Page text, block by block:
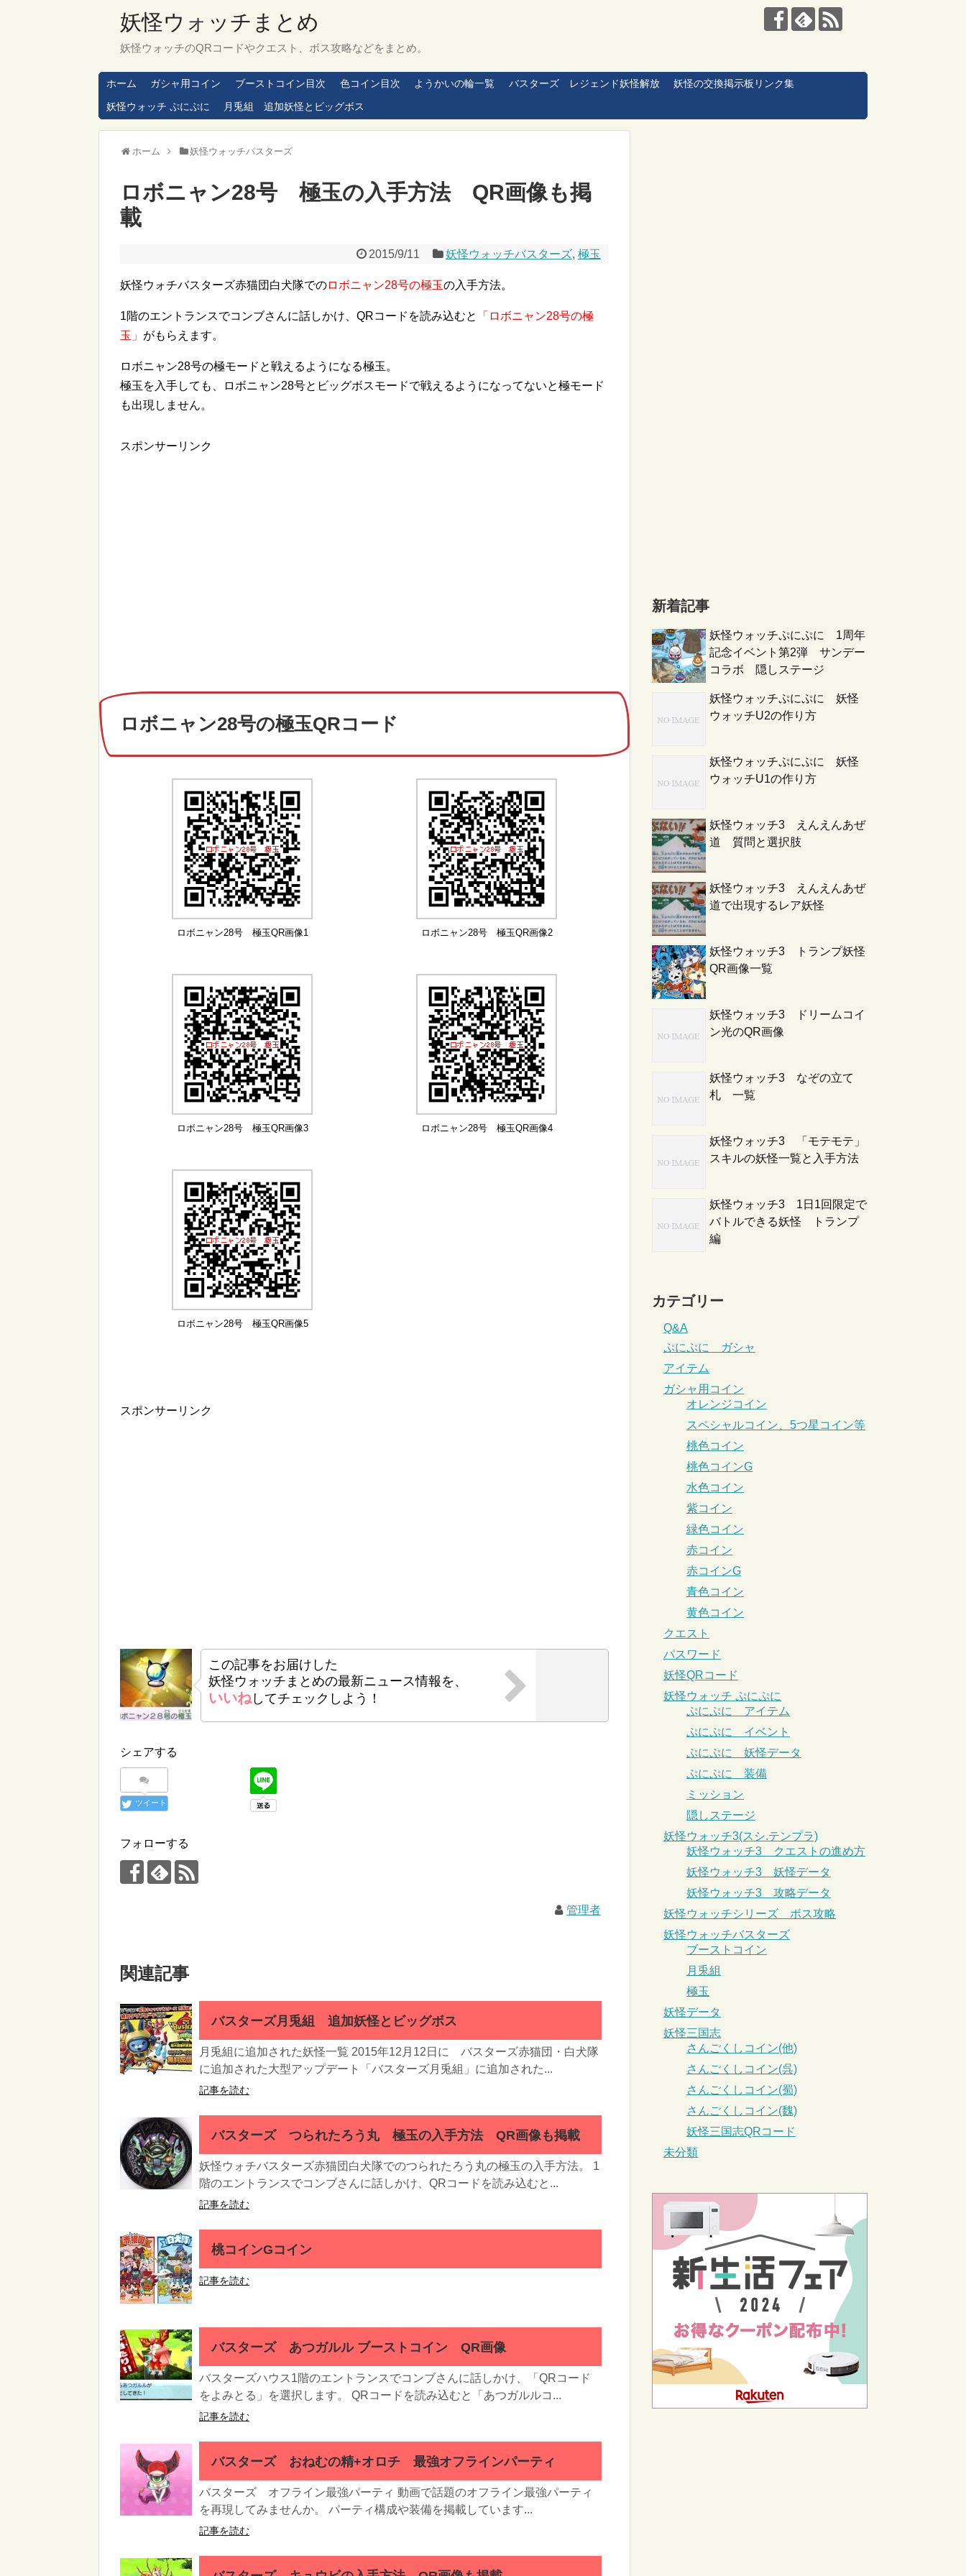
妖怪ウォッチまとめ
妖怪ウォッチのQRコードやクエスト、ボス攻略などをまとめ。
ホーム ガシャ用コイン ブーストコイン目次 色コイン目次 ようかいの輪一覧 バスターズ レジェンド妖怪解放
妖怪の交換掲示板リンク集
妖怪ウォッチ ぷにぷに
月兎組 追加妖怪とビッグボス
ホーム 妖怪ウォッチバスターズ
ロボニャン28号 極玉の入手方法 QR画像も掲
載
2015/9/11 妖怪ウォッチバスターズ, 極玉
妖怪ウォチバスターズ赤猫団白犬隊でのロボニャン28号の極玉の入手方法。
1階のエントランスでコンブさんに話しかけ、QRコードを読み込むと
「ロボニャン28号の極
玉」 がもらえます。
ロボニャン28号の極モードと戦えるようになる極玉。
極玉を入手しても、ロボニャン28号とビッグボスモードで戦えるようになってないと極モード
も出現しません。
スポンサーリンク
ロボニャン28号の極玉QRコード
ロボニャン28号 極玉QR画像1 ロボニャン28号 極玉QR画像2
ロボニャン28号 極玉QR画像3 ロボニャン28号 極玉QR画像4
ロボニャン28号 極玉QR画像5
スポンサーリンク
この記事をお届けした
妖怪ウォッチまとめの最新ニュース情報を、
いいねしてチェックしよう！
シェアする
ツイート
フォローする
管理者
関連記事
バスターズ月兎組 追加妖怪とビッグボス
月兎組に追加された妖怪一覧 2015年12月12日に バスターズ赤猫団・白犬隊
に追加された大型アップデート「バスターズ月兎組」に追加された...
記事を読む
バスターズ つられたろう丸 極玉の入手方法 QR画像も掲載
妖怪ウォチバスターズ赤猫団白犬隊でのつられたろう丸の極玉の入手方法。 1
階のエントランスでコンブさんに話しかけ、QRコードを読み込むと...
記事を読む
桃コインGコイン
記事を読む
バスターズ あつガルル ブーストコイン QR画像
バスターズハウス1階のエントランスでコンブさんに話しかけ、「QRコード
をよみとる」を選択します。 QRコードを読み込むと「あつガルルコ...
記事を読む
バスターズ おねむの精+オロチ 最強オフラインパーティ
バスターズ オフライン最強パーティ 動画で話題のオフライン最強パーティ
を再現してみませんか。 パーティ構成や装備を掲載しています...
記事を読む
新着記事
妖怪ウォッチぷにぷに 1周年
記念イベント第2弾 サンデー
コラボ 隠しステージ
妖怪ウォッチぷにぷに 妖怪
ウォッチU2の作り方
妖怪ウォッチぷにぷに 妖怪
ウォッチU1の作り方
妖怪ウォッチ3 えんえんあぜ
道 質問と選択肢
妖怪ウォッチ3 えんえんあぜ
道で出現するレア妖怪
妖怪ウォッチ3 トランプ妖怪
QR画像一覧
妖怪ウォッチ3 ドリームコイ
ン光のQR画像
妖怪ウォッチ3 なぞの立て
札 一覧
妖怪ウォッチ3 「モテモテ」
スキルの妖怪一覧と入手方法
妖怪ウォッチ3 1日1回限定で
バトルできる妖怪 トランプ
編
カテゴリー
Q&A
ぷにぷに ガシャ
アイテム
ガシャ用コイン
オレンジコイン
スペシャルコイン、5つ星コイン等
桃色コイン
桃色コインG
水色コイン
紫コイン
緑色コイン
赤コイン
赤コインG
青色コイン
黄色コイン
クエスト
パスワード
妖怪QRコード
妖怪ウォッチ ぷにぷに
ぷにぷに アイテム
ぷにぷに イベント
ぷにぷに 妖怪データ
ぷにぷに 装備
ミッション
隠しステージ
妖怪ウォッチ3(スシ.テンプラ)
妖怪ウォッチ3 クエストの進め方
妖怪ウォッチ3 妖怪データ
妖怪ウォッチ3 攻略データ
妖怪ウォッチシリーズ ボス攻略
妖怪ウォッチバスターズ
ブーストコイン
月兎組
極玉
妖怪データ
妖怪三国志
さんごくしコイン(他)
さんごくしコイン(呉)
さんごくしコイン(蜀)
さんごくしコイン(魏)
妖怪三国志QRコード
未分類